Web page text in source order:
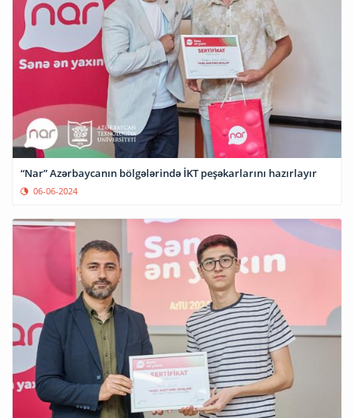
“Nar” Azərbaycanın bölgələrində İKT peşəkarlarını hazırlayır
06-06-2024